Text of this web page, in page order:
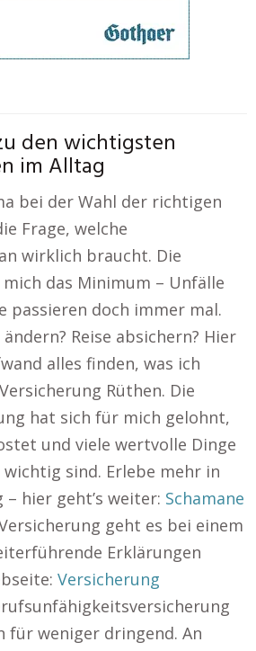
den wichtigsten
im Alltag
bei der Wahl der richtigen
Frage, welche
wirklich braucht. Die
das Minimum – Unfälle
passieren doch immer mal.
Reise absichern? Hier
alles finden, was ich
Rüthen. Die
hat sich für mich gelohnt,
und viele wertvolle Dinge
sind. Erlebe mehr in
hier geht’s weiter: Schamane
geht es bei einem
Erklärungen
Versicherung
für weniger dringend. An